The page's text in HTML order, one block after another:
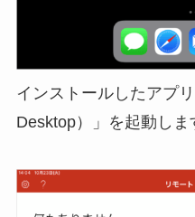
インストールしたアプ
Desktop）」を起動しま